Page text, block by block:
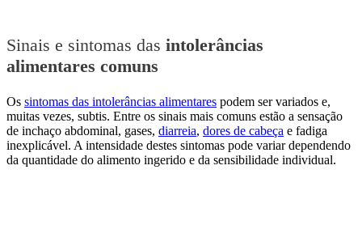
Sinais e sintomas das intolerâncias
alimentares comuns
Os sintomas das intolerâncias alimentares podem ser variados e,
muitas vezes, subtis. Entre os sinais mais comuns estão a sensação
de inchaço abdominal, gases, diarreia, dores de cabeça e fadiga
inexplicável. A intensidade destes sintomas pode variar dependendo
da quantidade do alimento ingerido e da sensibilidade individual.